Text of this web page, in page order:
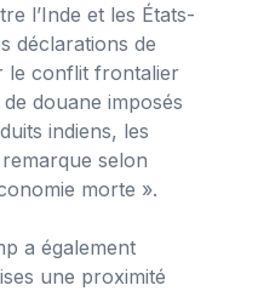
l’Inde et les États-
déclarations de
le conflit frontalier
douane imposés
indiens, les
selon
morte ».
a également
une proximité